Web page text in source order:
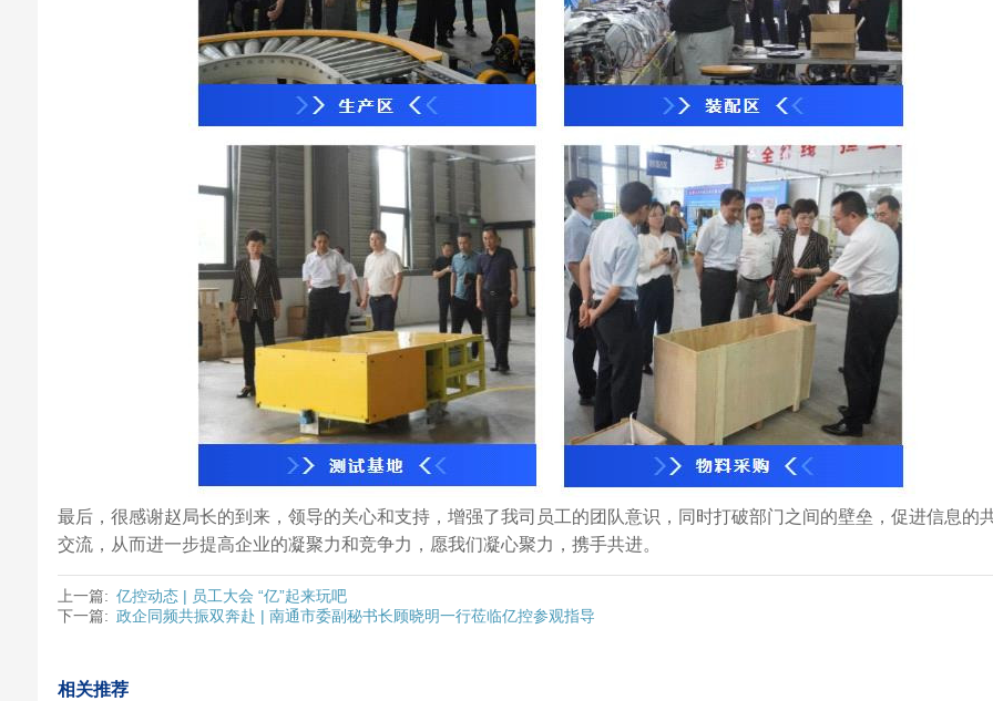
最后，很感谢赵局长的到来，领导的关心和支持，增强了我司员工的团队意识，同时打破部门之间的壁垒，促进信息的
交流，从而进一步提高企业的凝聚力和竞争力，愿我们凝心聚力，携手共进。
上一篇: 亿控动态 | 员工大会 “亿”起来玩吧
下一篇: 政企同频共振双奔赴 | 南通市委副秘书长顾晓明一行莅临亿控参观指导
相关推荐